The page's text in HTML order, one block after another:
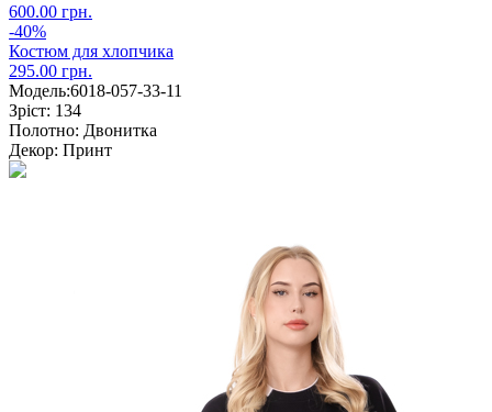
600.00 грн.
-40%
Костюм для хлопчика
295.00 грн.
Модель:6018-057-33-11
Зріст: 134
Полотно: Двонитка
Декор: Принт